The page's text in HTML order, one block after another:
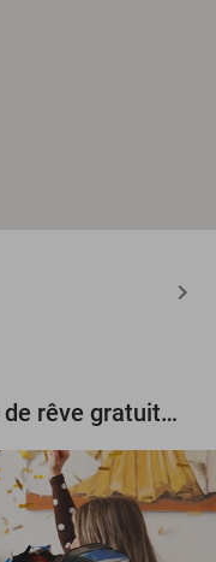
Tentez de gagner un voyage de rêve gratuit d'une valeur de 3.000 € !